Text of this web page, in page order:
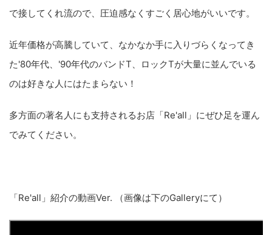
で接してくれ流ので、圧迫感なくすごく居心地がいいです。
近年価格が高騰していて、なかなか手に入りづらくなってき
た'80年代、'90年代のバンドT、ロックTが大量に並んでいる
のは好きな人にはたまらない！
多方面の著名人にも支持されるお店「Re'all」にぜひ足を運ん
でみてください。
「Re'all」紹介の動画Ver. （画像は下のGalleryにて）